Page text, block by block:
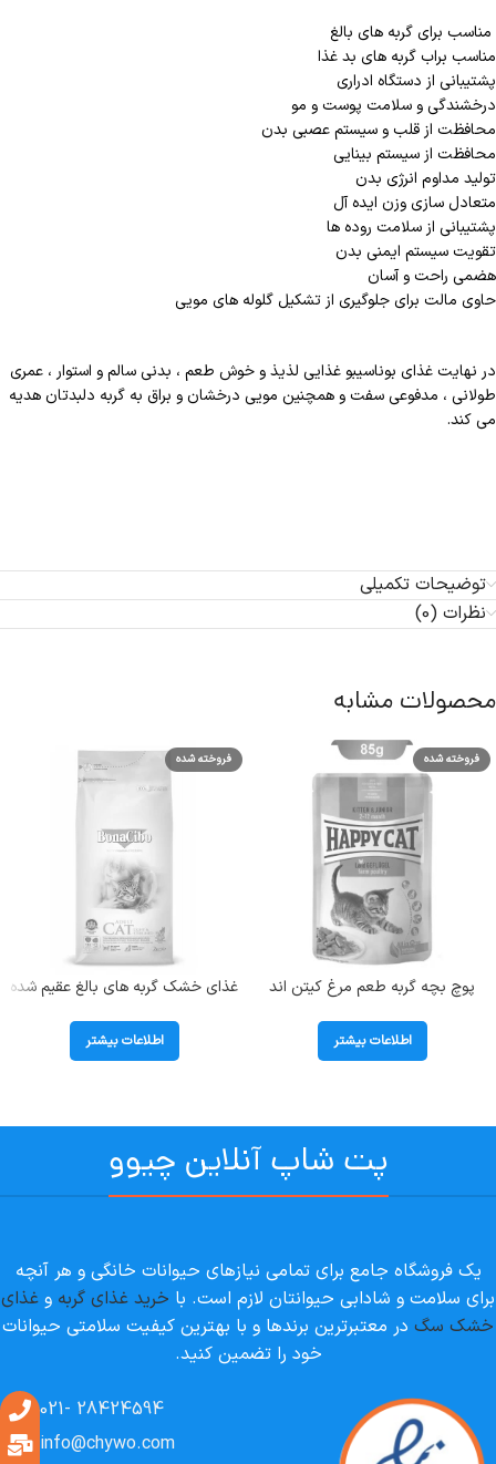
مناسب برای گربه های بالغ
مناسب براب گربه های بد غذا
پشتیبانی از دستگاه ادراری
درخشندگی و سلامت پوست و مو
محافظت از قلب و سیستم عصبی بدن
محافظت از سیستم بینایی
تولید مداوم انرژی بدن
متعادل سازی وزن ایده آل
پشتیبانی از سلامت روده ها
تقویت سیستم ایمنی بدن
هضمی راحت و آسان
حاوی مالت برای جلوگیری از تشکیل گلوله های مویی
در نهایت غذای بوناسیبو غذایی لذیذ و خوش طعم ، بدنی سالم و استوار ، عمری
طولانی ، مدفوعی سفت و همچنین مویی درخشان و براق به گربه دلبدتان هدیه
می کند.
توضیحات تکمیلی
نظرات (0)
محصولات مشابه
فروخته شده
پوچ بچه گربه طعم مرغ کیتن اند
وزن 85 گرم
اطلاعات بیشتر
فروخته شده
غذای خشک گربه های بالغ عقیم شده
اطلاعات بیشتر
پت شاپ آنلاین چیوو
یک فروشگاه جامع برای تمامی نیازهای حیوانات خانگی و هر آنچه
برای سلامت و شادابی حیوانتان لازم است. با خرید غذای گربه و غذای
خشک سگ در معتبرترین برندها و با بهترین کیفیت سلامتی حیوانات
خود را تضمین کنید.
28424594 -021
info@chywo.com